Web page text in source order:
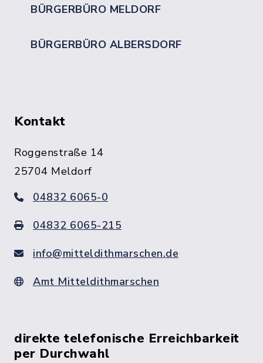
BÜRGERBÜRO MELDORF
BÜRGERBÜRO ALBERSDORF
Kontakt
Roggenstraße 14
25704 Meldorf
04832 6065-0
04832 6065-215
info@mitteldithmarschen.de
Amt Mitteldithmarschen
direkte telefonische Erreichbarkeit
per Durchwahl